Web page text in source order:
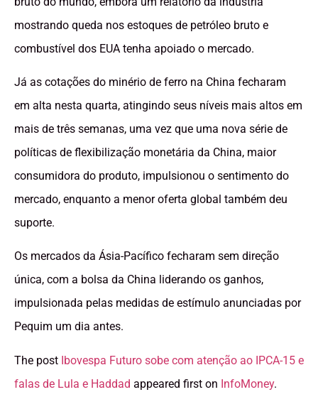
mostrando queda nos estoques de petróleo bruto e
combustível dos EUA tenha apoiado o mercado.
Já as cotações do minério de ferro na China fecharam
em alta nesta quarta, atingindo seus níveis mais altos em
mais de três semanas, uma vez que uma nova série de
políticas de flexibilização monetária da China, maior
consumidora do produto, impulsionou o sentimento do
mercado, enquanto a menor oferta global também deu
suporte.
Os mercados da Ásia-Pacífico fecharam sem direção
única, com a bolsa da China liderando os ganhos,
impulsionada pelas medidas de estímulo anunciadas por
Pequim um dia antes.
The post Ibovespa Futuro sobe com atenção ao IPCA-15 e
falas de Lula e Haddad appeared first on InfoMoney.